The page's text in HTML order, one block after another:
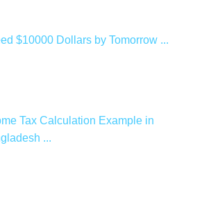
$10000 Dollars by Tomorrow ...
Tax Calculation Example in
...